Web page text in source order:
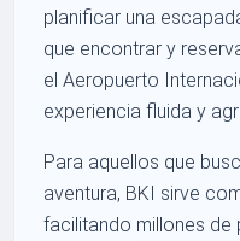
planificar una
que encontrar y
el Aeropuerto
experiencia fluida y
Para aquellos que
aventura, BKI sirve
facilitando millones de